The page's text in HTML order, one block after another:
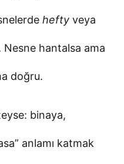
hefty veya
Nesne hantalsa ama
doğru.
binaya,
anlamı katmak